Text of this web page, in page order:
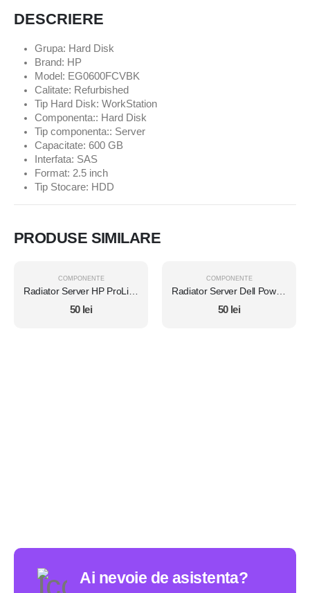
DESCRIERE
Grupa: Hard Disk
Brand: HP
Model: EG0600FCVBK
Calitate: Refurbished
Tip Hard Disk: WorkStation
Componenta:: Hard Disk
Tip componenta:: Server
Capacitate: 600 GB
Interfata: SAS
Format: 2.5 inch
Tip Stocare: HDD
PRODUSE SIMILARE
COMPONENTE
Radiator Server HP ProLiant SE326M1
50 lei
COMPONENTE
Radiator Server Dell PowerEdge R410
50 lei
Ai nevoie de asistenta?